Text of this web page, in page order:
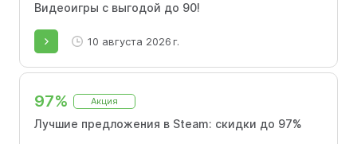
Видеоигры с выгодой до 90!
10 августа 2026 г.
97% Акция
Лучшие предложения в Steam: скидки до 97%